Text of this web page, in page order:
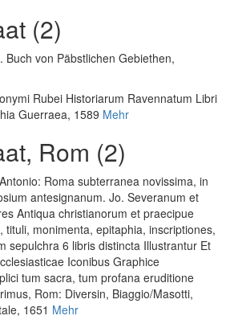
(2)
Buch von Päbstlichen Gebiethen,
Rubei Historiarum Ravennatum Libri
Guerraea, 1589 Mehr
Rom (2)
: Roma subterranea novissima, in
antesignanum. Jo. Severanum et
Antiqua christianorum et praecipue
tituli, monimenta, epitaphia, inscriptiones,
sepulchra 6 libris distincta Illustrantur Et
Iconibus Graphice
tum sacra, tum profana eruditione
, Rom: Diversin, Biaggio/Masotti,
1651 Mehr